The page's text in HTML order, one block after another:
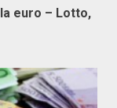
euro – Lotto,